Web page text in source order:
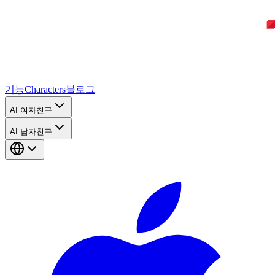
기능Characters블로그
AI 여자친구
AI 남자친구